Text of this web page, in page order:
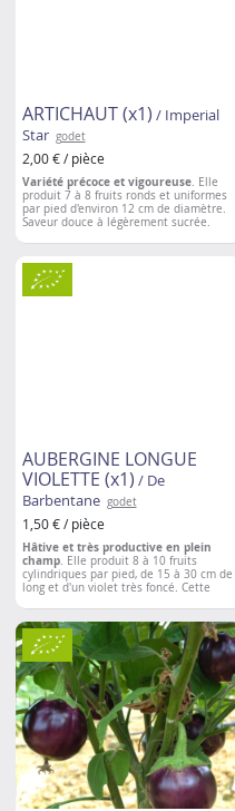
ARTICHAUT (x1) / Imperial
Star godet
2,00 € / pièce
Variété précoce et vigoureuse. Elle
produit 7 à 8 fruits ronds et uniformes
par pied d'environ 12 cm de diamètre.
Saveur douce à légèrement sucrée.
Espacement entre les plantations:
AUBERGINE LONGUE
VIOLETTE (x1) / De
Barbentane godet
1,50 € / pièce
Hâtive et très productive en plein
champ. Elle produit 8 à 10 fruits
cylindriques par pied, de 15 à 30 cm de
long et d'un violet très foncé. Cette
intense. A consommer farcies, en
gratins, en beignets et ratatouille.
Espacement entre les plantations
: 50 à
70 cm